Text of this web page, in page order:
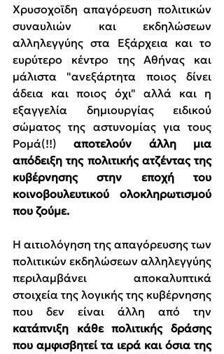
Χρυσοχοϊδη απαγόρευση πολιτικών
συναυλιών και εκδηλώσεων
αλληλεγγύης στα Εξάρχεια και το
ευρύτερο κέντρο της Αθήνας και
μάλιστα "ανεξάρτητα ποιος δίνει
άδεια και ποιος όχι" αλλά και η
εξαγγελία δημιουργίας ειδικού
σώματος της αστυνομίας για τους
Ρομά(!!) αποτελούν άλλη μια
απόδειξη της πολιτικής ατζέντας της
κυβέρνησης στην εποχή του
κοινοβουλευτικού ολοκληρωτισμού
που ζούμε.
Η αιτιολόγηση της απαγόρευσης των
πολιτικών εκδηλώσεων αλληλεγγύης
περιλαμβάνει αποκαλυπτικά
στοιχεία της λογικής της κυβέρνησης
κατάπνιξη κάθε πολιτικής δράσης
που αμφισβητεί τα ιερά και όσια της